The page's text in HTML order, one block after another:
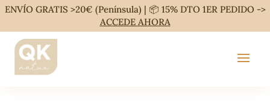
ENVÍO GRATIS >20€ (Península) | 📦 15% DTO 1ER PEDIDO ->
ACCEDE AHORA